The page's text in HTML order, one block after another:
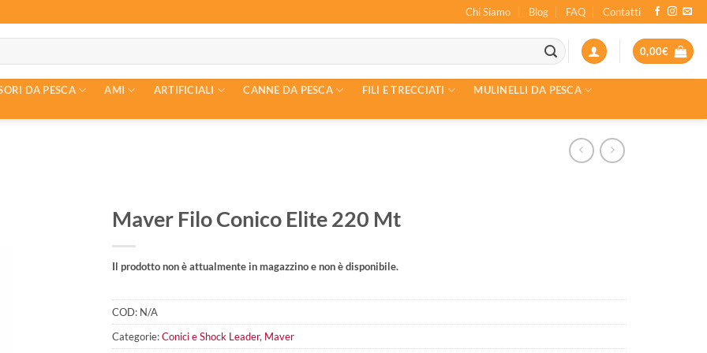
Chi Siamo Blog FAQ Contatti
0,00€
DA PESCA AMI ARTIFICIALI CANNE DA PESCA FILI E TRECCIATI
MULINELLI DA PESCA
Maver Filo Conico Elite 220 Mt
Il prodotto non è attualmente in magazzino e non è disponibile.
COD: N/A
Categorie:Conici e Shock Leader, Maver